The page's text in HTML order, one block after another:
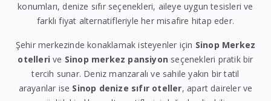
konumları, denize sıfır seçenekleri, aileye uygun tesisleri ve
farklı fiyat alternatifleriyle her misafire hitap eder.
Şehir merkezinde konaklamak isteyenler için Sinop Merkez
otelleri ve Sinop merkez pansiyon seçenekleri pratik bir
tercih sunar. Deniz manzaralı ve sahile yakın bir tatil
arayanlar ise Sinop denize sıfır oteller, apart daireler ve